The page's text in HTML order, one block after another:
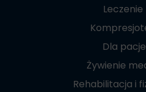
Dla
Żywienie
Rehabilitacja i